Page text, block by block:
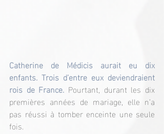
Catherine de Médicis aurait eu dix
enfants. Trois d’entre eux deviendraient
rois de France. Pourtant, durant les dix
premières années de mariage, elle n’a
pas réussi à tomber enceinte une seule
fois.